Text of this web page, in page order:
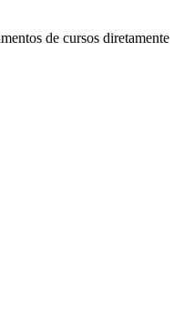
de cursos diretamente